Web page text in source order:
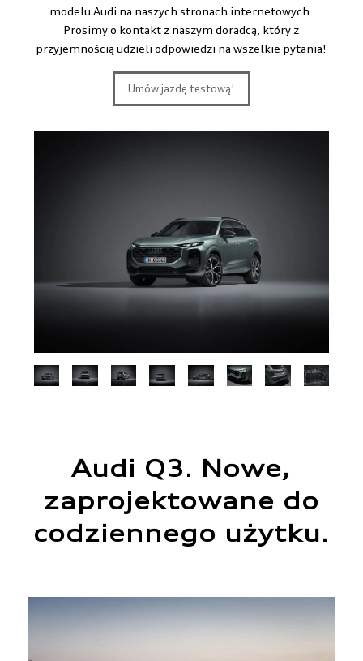
modelu Audi na naszych stronach internetowych.
Prosimy o kontakt z naszym doradcą, który z
przyjemnością udzieli odpowiedzi na wszelkie pytania!
Umów jazdę testową!
Audi Q3. Nowe,
zaprojektowane do
codziennego użytku.